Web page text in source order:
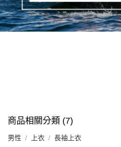
商品相關分類 (7)
男性 上衣 長袖上衣